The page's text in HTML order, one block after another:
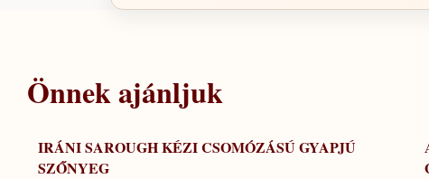
Önnek ajánljuk
IRÁNI SAROUGH KÉZI CSOMÓZÁSÚ GYAPJÚ
SZŐNYEG